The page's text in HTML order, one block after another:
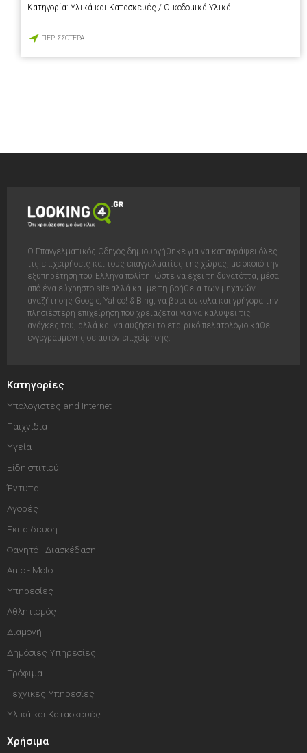
Κατηγορία: Υλικά και Κατασκευές / Οικοδομικά Υλικά
ΠΕΡΙΣΣΟΤΕΡΑ
Ο Επαγγελματικός Οδηγός δημιουργήθηκε για να καταγράψει όλες
τις επιχειρήσεις και τους επαγγελματίες της χώρας, με σκοπό την
εξυπηρέτηση του Έλληνα πολίτη, ώστε να έχει τη δυνατόττα, μέσα
από ένα εύχρηστο site αλλά και με τη βοήθεια των μηχανών
αναζήτησης Google, Yahoo! & Bing, να βρει έυκολα και γρήγορα την
πλησιέστερη επιχείρηση που χρειάζεται για να καλύψει τις
ανάγκες του, αλλά και να αυξήσει το εταιρικό πελατολόγιο κάθε
εγγεγραμμένης σε αυτόν επιχείρησης.
Κατηγορίες
Υπολογιστές and Internet
Παιχνίδια
Υγεία
Είδη σπιτιού
Έντυπα
Αγορές
Εκπαίδευση
Φαγητό - Διασκέδαση
Auto - Moto
Υπηρεσίες
Αθλητισμός
Διαμονή
Δημόσιες Υπηρεσίες
Τρόφιμα
Τεχνικές Υπηρεσίες
Υλικά και Κατασκευές
Χρήσιμα